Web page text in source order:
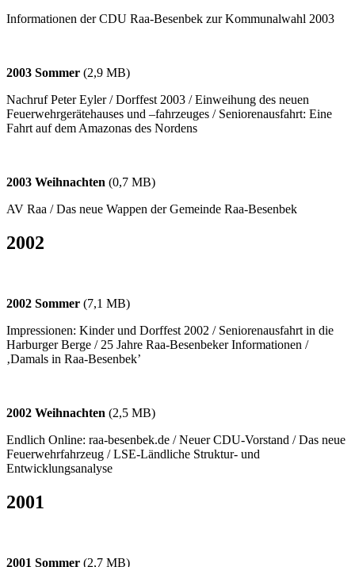
Informationen der CDU Raa-Besenbek zur Kommunalwahl 2003
2003 Sommer (2,9 MB)
Nachruf Peter Eyler / Dorffest 2003 / Einweihung des neuen
Feuerwehrgerätehauses und –fahrzeuges / Seniorenausfahrt: Eine
Fahrt auf dem Amazonas des Nordens
2003 Weihnachten (0,7 MB)
AV Raa / Das neue Wappen der Gemeinde Raa-Besenbek
2002
2002 Sommer (7,1 MB)
Impressionen: Kinder und Dorffest 2002 / Seniorenausfahrt in die
Harburger Berge / 25 Jahre Raa-Besenbeker Informationen /
‚Damals in Raa-Besenbek’
2002 Weihnachten (2,5 MB)
Endlich Online: raa-besenbek.de / Neuer CDU-Vorstand / Das neue
Feuerwehrfahrzeug / LSE-Ländliche Struktur- und
Entwicklungsanalyse
2001
2001 Sommer (2,7 MB)